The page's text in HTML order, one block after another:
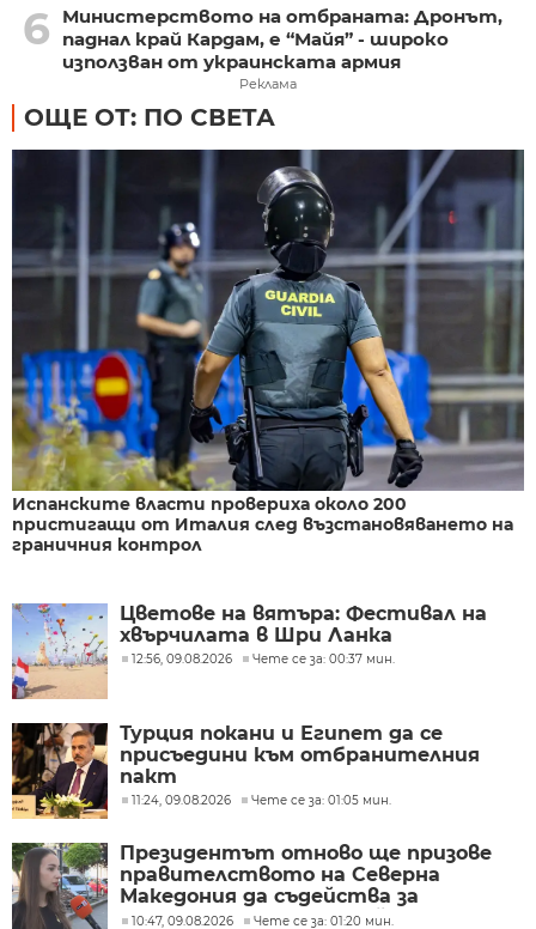
6
Министерството на отбраната: Дронът,
паднал край Кардам, е “Майя” - широко
използван от украинската армия
Реклама
ОЩЕ ОТ: ПО СВЕТА
Испанските власти провериха около 200
пристигащи от Италия след възстановяването на
граничния контрол
Цветове на вятъра: Фестивал на
хвърчилата в Шри Ланка
12:56, 09.08.2026 Чете се за: 00:37 мин.
Турция покани и Египет да се
присъедини към отбранителния
пакт
11:24, 09.08.2026 Чете се за: 01:05 мин.
Президентът отново ще призове
правителството на Северна
Македония да съдейства за
лечението на Ива Михайлова
10:47, 09.08.2026 Чете се за: 01:20 мин.